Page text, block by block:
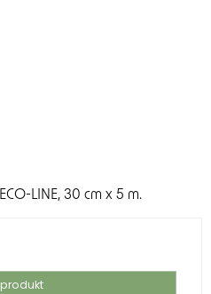
LINE, 30 cm x 5 m.